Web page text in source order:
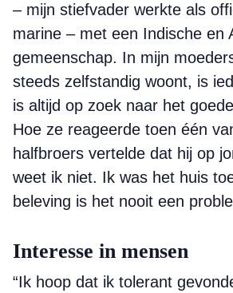
– mijn stiefvader werkte als
marine – met een Indische en
gemeenschap. In mijn
steeds zelfstandig woont, is
is altijd op zoek naar het
Hoe ze reageerde toen één
halfbroers vertelde dat hij op
weet ik niet. Ik was het huis
beleving is het nooit een
Interesse in mensen
“Ik hoop dat ik tolerant